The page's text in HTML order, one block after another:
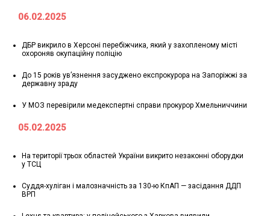
06.02.2025
ДБР викрило в Херсоні перебіжчика, який у захопленому місті
охороняв окупаційну поліцію
До 15 років ув’язнення засуджено експрокурора на Запоріжжі за
державну зраду
У МОЗ перевірили медекспертні справи прокурор Хмельниччини
05.02.2025
На території трьох областей України викрито незаконні оборудки
у ТСЦ
Суддя-хуліган і малозначність за 130-ю КпАП — засідання ДДП
ВРП